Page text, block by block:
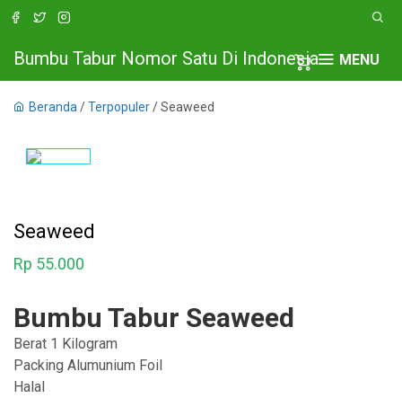
MENU
Bumbu Tabur Nomor Satu Di Indonesia
Beranda /Terpopuler/ Seaweed
Seaweed
Rp 55.000
Bumbu Tabur Seaweed
Berat 1 Kilogram
Packing Alumunium Foil
Halal